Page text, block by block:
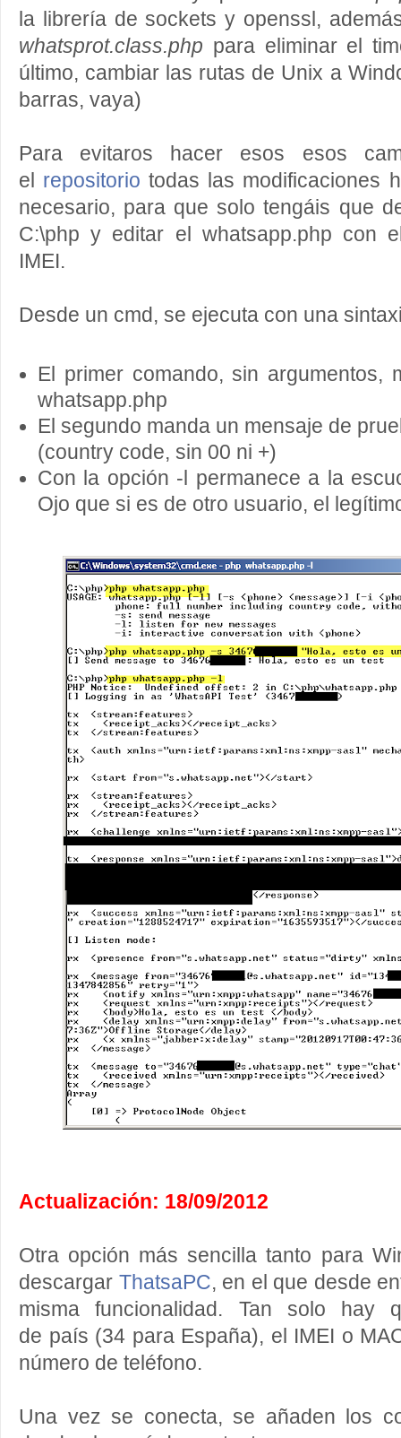
la librería de sockets y openssl,
whatsprot.class.php para eliminar el
último, cambiar las rutas de Unix a
barras, vaya)
Para evitaros hacer esos esos
el repositorio todas las modificaciones
necesario, para que solo tengáis que
C:\php y editar el whatsapp.php con
IMEI.
Desde un cmd, se ejecuta con una
El primer comando, sin argumentos,
whatsapp.php
El segundo manda un mensaje de
(country code, sin 00 ni +)
Con la opción -l permanece a la
Ojo que si es de otro usuario, el
Actualización: 18/09/2012
Otra opción más sencilla tanto para
descargar ThatsaPC, en el que desde
misma funcionalidad. Tan solo hay
de país (34 para España), el IMEI o
número de teléfono.
Una vez se conecta, se añaden los